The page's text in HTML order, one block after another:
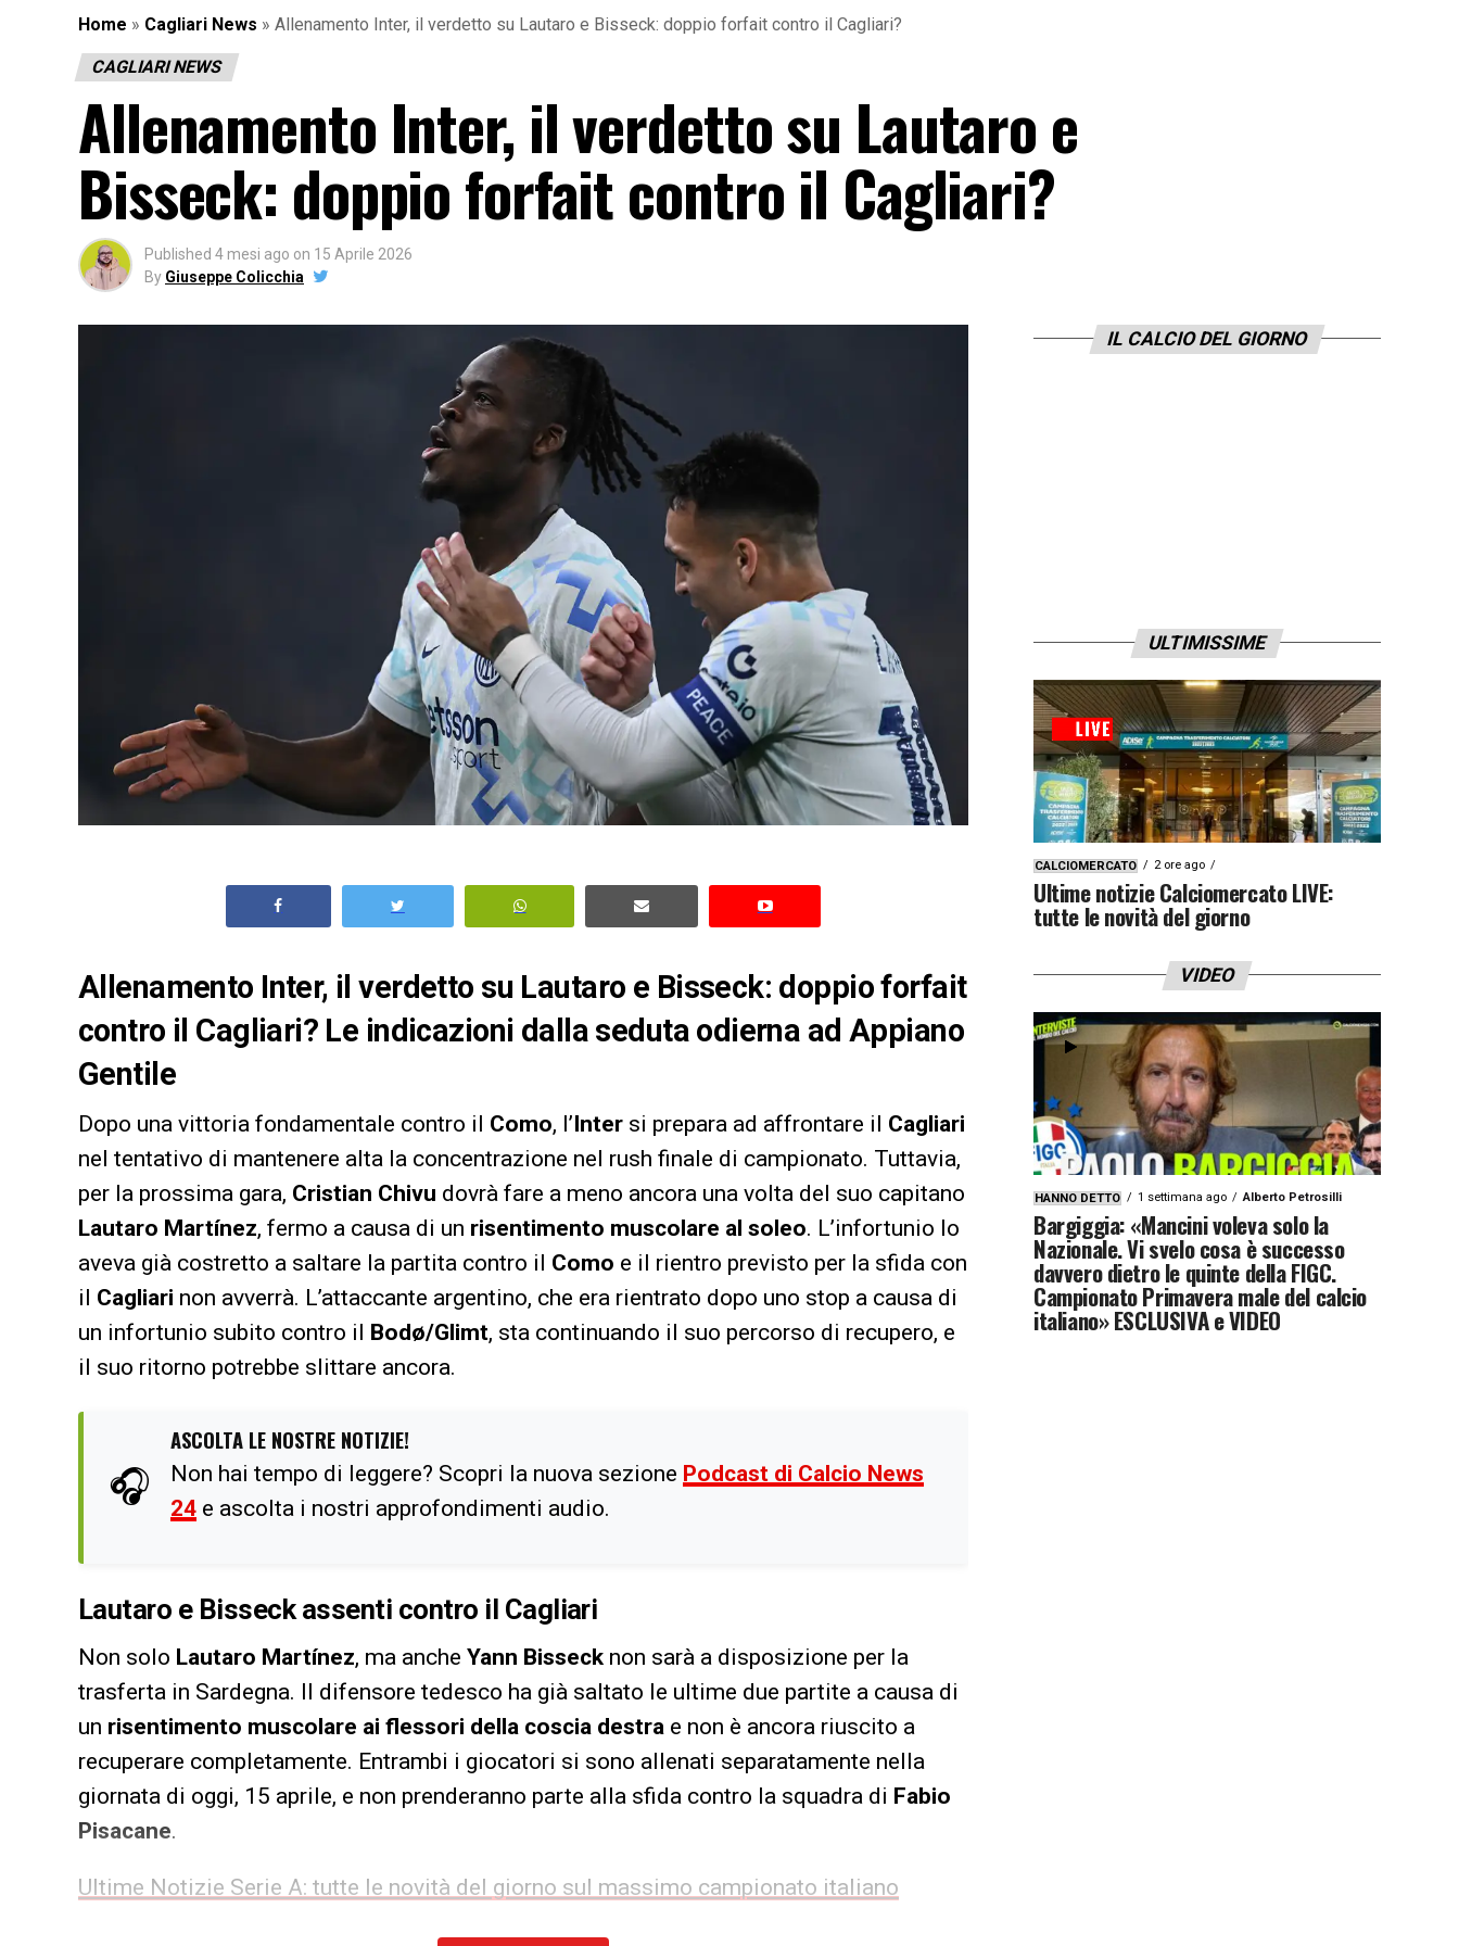
Home » Cagliari News » Allenamento Inter, il verdetto su Lautaro e Bisseck: doppio forfait contro il Cagliari?
CAGLIARI NEWS
Allenamento Inter, il verdetto su Lautaro e
Bisseck: doppio forfait contro il Cagliari?
Published 4 mesi ago on 15 Aprile 2026
By Giuseppe Colicchia
Allenamento Inter, il verdetto su Lautaro e Bisseck: doppio forfait
contro il Cagliari? Le indicazioni dalla seduta odierna ad Appiano
Gentile
Dopo una vittoria fondamentale contro il Como, l’Inter si prepara ad affrontare il Cagliari
nel tentativo di mantenere alta la concentrazione nel rush finale di campionato. Tuttavia,
per la prossima gara, Cristian Chivu dovrà fare a meno ancora una volta del suo capitano
Lautaro Martínez, fermo a causa di un risentimento muscolare al soleo. L’infortunio lo
aveva già costretto a saltare la partita contro il Como e il rientro previsto per la sfida con
il Cagliari non avverrà. L’attaccante argentino, che era rientrato dopo uno stop a causa di
un infortunio subito contro il Bodø/Glimt, sta continuando il suo percorso di recupero, e
il suo ritorno potrebbe slittare ancora.
🎧
ASCOLTA LE NOSTRE NOTIZIE!
Non hai tempo di leggere? Scopri la nuova sezione Podcast di Calcio News
24 e ascolta i nostri approfondimenti audio.
Lautaro e Bisseckassenti contro il Cagliari
Non solo Lautaro Martínez, ma anche Yann Bisseck non sarà a disposizione per la
trasferta in Sardegna. Il difensore tedesco ha già saltato le ultime due partite a causa di
un risentimento muscolare ai flessori della coscia destra e non è ancora riuscito a
recuperare completamente. Entrambi i giocatori si sono allenati separatamente nella
giornata di oggi, 15 aprile, e non prenderanno parte alla sfida contro la squadra di Fabio
Pisacane.
Ultime Notizie Serie A: tutte le novità del giorno sul massimo campionato italiano
IL CALCIO DEL GIORNO
ULTIMISSIME
CALCIOMERCATO 2 ore ago
Ultime notizie Calciomercato LIVE:
tutte le novità del giorno
VIDEO
HANNO DETTO 1 settimana ago Alberto Petrosilli
Bargiggia: «Mancini voleva solo la
Nazionale. Vi svelo cosa è successo
davvero dietro le quinte della FIGC.
Campionato Primavera male del calcio
italiano» ESCLUSIVA e VIDEO